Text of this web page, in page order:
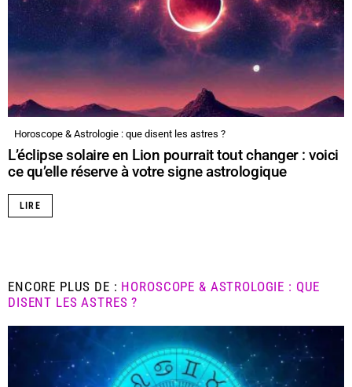
Horoscope & Astrologie : que disent les astres ?
L’éclipse solaire en Lion pourrait tout changer : voici
ce qu’elle réserve à votre signe astrologique
LIRE
ENCORE PLUS DE : HOROSCOPE & ASTROLOGIE : QUE
DISENT LES ASTRES ?